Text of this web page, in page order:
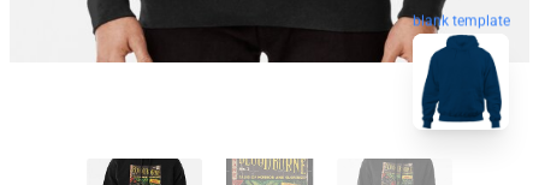
blank template